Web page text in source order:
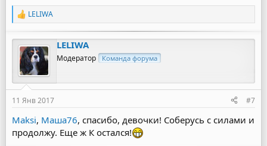
Р
а
к
ц
и
и
:
LELIWA
LELIWA
Модератор Команда форума
11 Янв 2017 #7
Maksi, Маша76, спасибо, девочки! Соберусь с силами и
продолжу. Еще ж К остался!